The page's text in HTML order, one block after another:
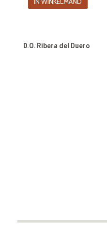
was:
D.O. Ribera del Duero